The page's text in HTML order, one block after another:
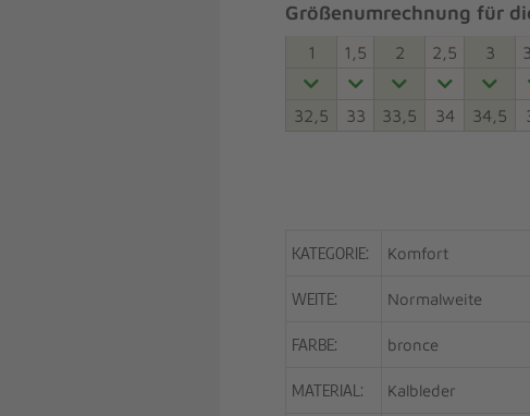
Größenumrechnung für
1 1,5 2 2,5 3
32,5 33 33,5 34 34,5
KATEGORIE: Komfort
WEITE: Normalweite
FARBE: bronce
MATERIAL: Kalbleder